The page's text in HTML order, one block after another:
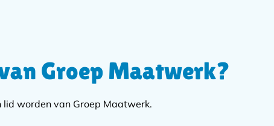
Groep Maatwerk?
worden van Groep Maatwerk.